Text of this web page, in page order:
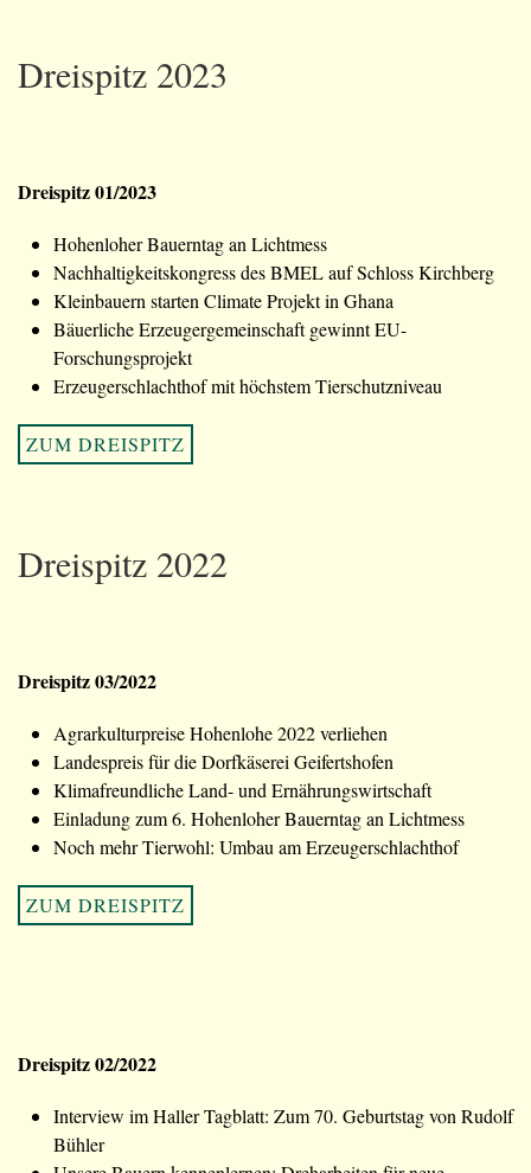
Dreispitz 2023
Dreispitz 01/2023
Hohenloher Bauerntag an Lichtmess
Nachhaltigkeitskongress des BMEL auf Schloss Kirchberg
Kleinbauern starten Climate Projekt in Ghana
Bäuerliche Erzeugergemeinschaft gewinnt EU-
Forschungsprojekt
Erzeugerschlachthof mit höchstem Tierschutzniveau
ZUM DREISPITZ
Dreispitz 2022
Dreispitz 03/2022
Agrarkulturpreise Hohenlohe 2022 verliehen
Landespreis für die Dorfkäserei Geifertshofen
Klimafreundliche Land- und Ernährungswirtschaft
Einladung zum 6. Hohenloher Bauerntag an Lichtmess
Noch mehr Tierwohl: Umbau am Erzeugerschlachthof
ZUM DREISPITZ
Dreispitz 02/2022
Interview im Haller Tagblatt: Zum 70. Geburtstag von Rudolf
Bühler